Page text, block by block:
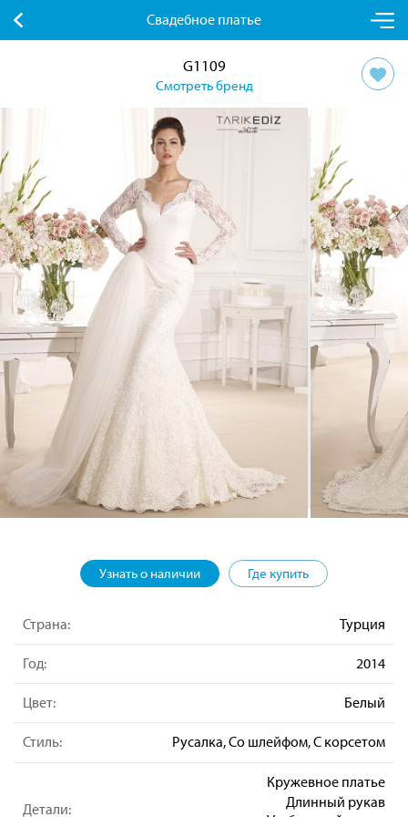
Свадебное платье
G1109
Смотреть бренд
Узнать о наличии Где купить
Страна: Турция
Год: 2014
Цвет: Белый
Стиль: Русалка, Со шлейфом, С корсетом
Детали:
Кружевное платье
Длинный рукав